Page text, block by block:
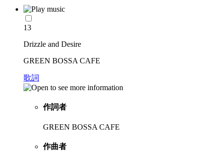
13
Drizzle and Desire
GREEN BOSSA CAFE
歌詞
作詞者
GREEN BOSSA CAFE
作曲者